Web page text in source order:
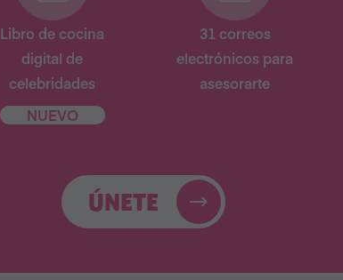
Libro de cocina
digital de
celebridades
NUEVO
31 correos
electrónicos para
asesorarte
ÚNETE